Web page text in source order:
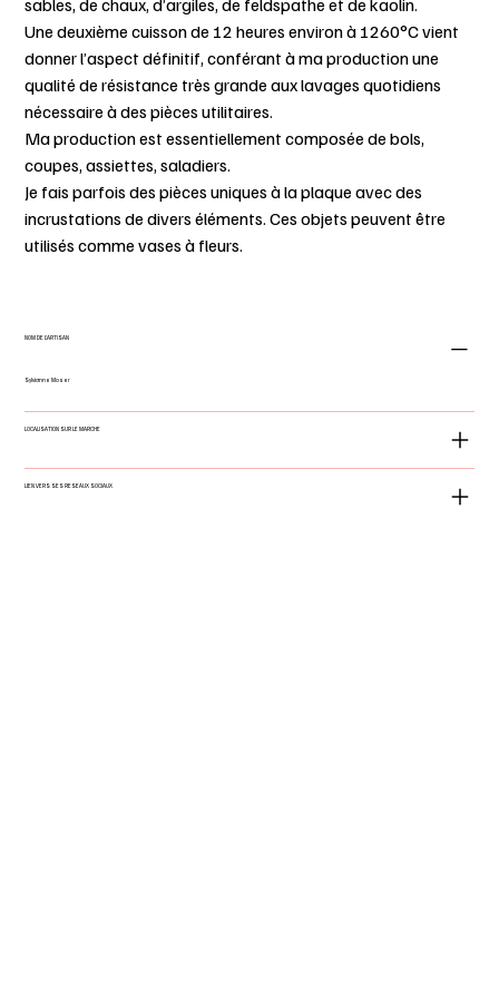
Une deuxième cuisson de 12 heures environ à 1260°C vient
donner l’aspect définitif, conférant à ma production une
qualité de résistance très grande aux lavages quotidiens
nécessaire à des pièces utilitaires.
Ma production est essentiellement composée de bols,
coupes, assiettes, saladiers.
Je fais parfois des pièces uniques à la plaque avec des
incrustations de divers éléments. Ces objets peuvent être
utilisés comme vases à fleurs.
NOM DE L'ARTISAN
Sylvianne Moser
LOCALISATION SUR LE MARCHE
LIEN VERS SES RESEAUX SOCIAUX